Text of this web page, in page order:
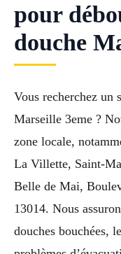
pour
douche
Vous recherchez un
Marseille 3eme ?
zone locale,
La Villette, Saint-
Belle de Mai,
13014. Nous
douches bouchées,